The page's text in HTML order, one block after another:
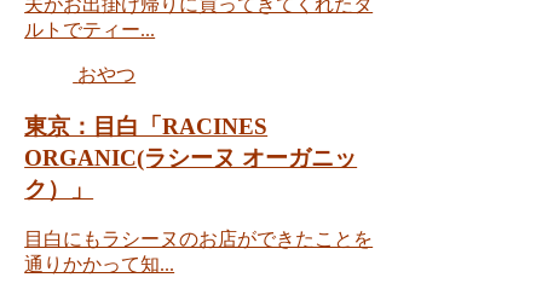
夫がお出掛け帰りに買ってきてくれたタ
ルトでティー...
おやつ
東京：目白「RACINES
ORGANIC(ラシーヌ オーガニッ
ク）」
目白にもラシーヌのお店ができたことを
通りかかって知...